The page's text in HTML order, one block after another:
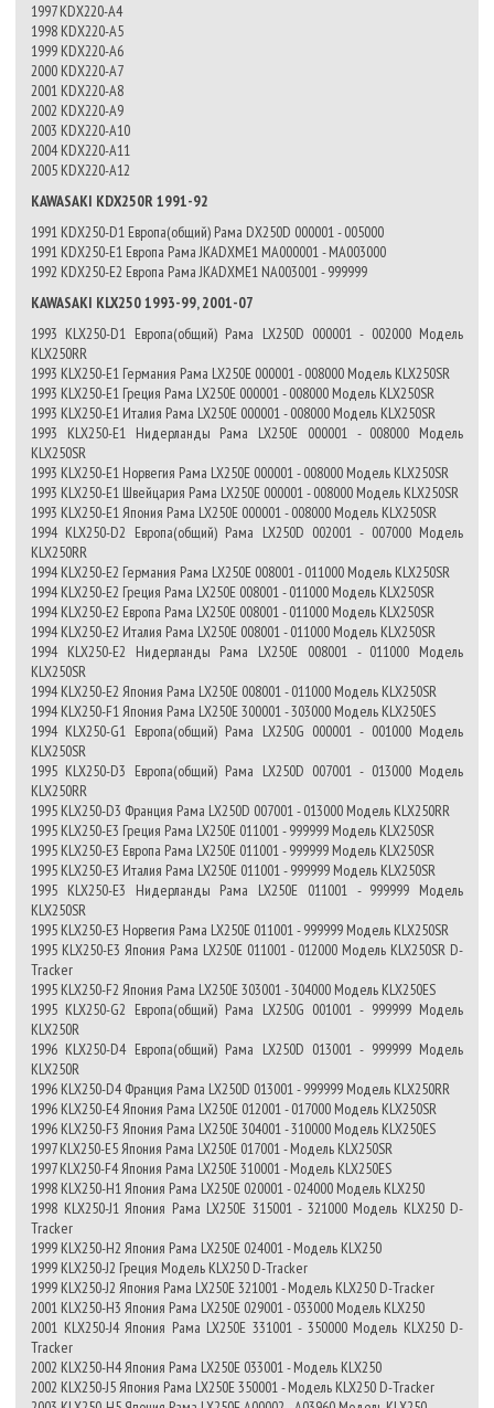
1997 KDX220-A4
1998 KDX220-A5
1999 KDX220-A6
2000 KDX220-A7
2001 KDX220-A8
2002 KDX220-A9
2003 KDX220-A10
2004 KDX220-A11
2005 KDX220-A12
KAWASAKI KDX250R 1991-92
1991 KDX250-D1 Европа(общий) Рама DX250D 000001 - 005000
1991 KDX250-E1 Европа Рама JKADXME1 MA000001 - MA003000
1992 KDX250-E2 Европа Рама JKADXME1 NA003001 - 999999
KAWASAKI KLX250 1993-99, 2001-07
1993 KLX250-D1 Европа(общий) Рама LX250D 000001 - 002000 Модель
KLX250RR
1993 KLX250-E1 Германия Рама LX250E 000001 - 008000 Модель KLX250SR
1993 KLX250-E1 Греция Рама LX250E 000001 - 008000 Модель KLX250SR
1993 KLX250-E1 Италия Рама LX250E 000001 - 008000 Модель KLX250SR
1993 KLX250-E1 Нидерланды Рама LX250E 000001 - 008000 Модель
KLX250SR
1993 KLX250-E1 Норвегия Рама LX250E 000001 - 008000 Модель KLX250SR
1993 KLX250-E1 Швейцария Рама LX250E 000001 - 008000 Модель KLX250SR
1993 KLX250-E1 Япония Рама LX250E 000001 - 008000 Модель KLX250SR
1994 KLX250-D2 Европа(общий) Рама LX250D 002001 - 007000 Модель
KLX250RR
1994 KLX250-E2 Германия Рама LX250E 008001 - 011000 Модель KLX250SR
1994 KLX250-E2 Греция Рама LX250E 008001 - 011000 Модель KLX250SR
1994 KLX250-E2 Европа Рама LX250E 008001 - 011000 Модель KLX250SR
1994 KLX250-E2 Италия Рама LX250E 008001 - 011000 Модель KLX250SR
1994 KLX250-E2 Нидерланды Рама LX250E 008001 - 011000 Модель
KLX250SR
1994 KLX250-E2 Япония Рама LX250E 008001 - 011000 Модель KLX250SR
1994 KLX250-F1 Япония Рама LX250E 300001 - 303000 Модель KLX250ES
1994 KLX250-G1 Европа(общий) Рама LX250G 000001 - 001000 Модель
KLX250SR
1995 KLX250-D3 Европа(общий) Рама LX250D 007001 - 013000 Модель
KLX250RR
1995 KLX250-D3 Франция Рама LX250D 007001 - 013000 Модель KLX250RR
1995 KLX250-E3 Греция Рама LX250E 011001 - 999999 Модель KLX250SR
1995 KLX250-E3 Европа Рама LX250E 011001 - 999999 Модель KLX250SR
1995 KLX250-E3 Италия Рама LX250E 011001 - 999999 Модель KLX250SR
1995 KLX250-E3 Нидерланды Рама LX250E 011001 - 999999 Модель
KLX250SR
1995 KLX250-E3 Норвегия Рама LX250E 011001 - 999999 Модель KLX250SR
1995 KLX250-E3 Япония Рама LX250E 011001 - 012000 Модель KLX250SR D-
Tracker
1995 KLX250-F2 Япония Рама LX250E 303001 - 304000 Модель KLX250ES
1995 KLX250-G2 Европа(общий) Рама LX250G 001001 - 999999 Модель
KLX250R
1996 KLX250-D4 Европа(общий) Рама LX250D 013001 - 999999 Модель
KLX250R
1996 KLX250-D4 Франция Рама LX250D 013001 - 999999 Модель KLX250RR
1996 KLX250-E4 Япония Рама LX250E 012001 - 017000 Модель KLX250SR
1996 KLX250-F3 Япония Рама LX250E 304001 - 310000 Модель KLX250ES
1997 KLX250-E5 Япония Рама LX250E 017001 - Модель KLX250SR
1997 KLX250-F4 Япония Рама LX250E 310001 - Модель KLX250ES
1998 KLX250-H1 Япония Рама LX250E 020001 - 024000 Модель KLX250
1998 KLX250-J1 Япония Рама LX250E 315001 - 321000 Модель KLX250 D-
Tracker
1999 KLX250-H2 Япония Рама LX250E 024001 - Модель KLX250
1999 KLX250-J2 Греция Модель KLX250 D-Tracker
1999 KLX250-J2 Япония Рама LX250E 321001 - Модель KLX250 D-Tracker
2001 KLX250-H3 Япония Рама LX250E 029001 - 033000 Модель KLX250
2001 KLX250-J4 Япония Рама LX250E 331001 - 350000 Модель KLX250 D-
Tracker
2002 KLX250-H4 Япония Рама LX250E 033001 - Модель KLX250
2002 KLX250-J5 Япония Рама LX250E 350001 - Модель KLX250 D-Tracker